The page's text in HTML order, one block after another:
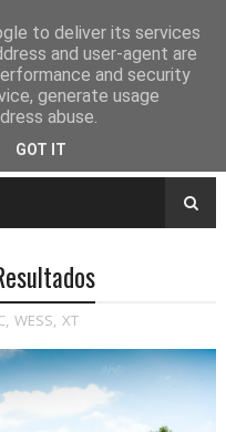
, WESS XT
to deliver its services
and user-agent are
and security
generate usage
abuse.
GOT IT